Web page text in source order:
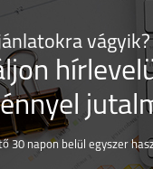
vágyik?
30 napon belül egyszer